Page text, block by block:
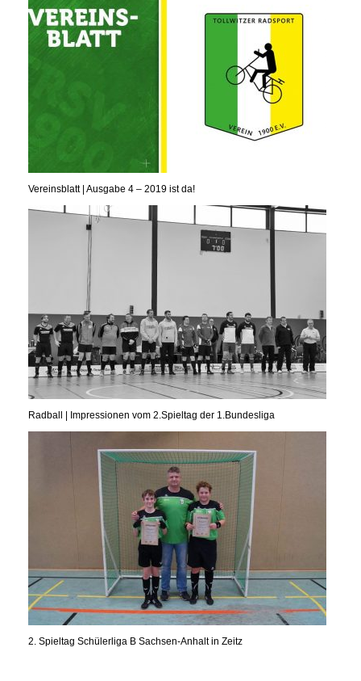
Vereinsblatt | Ausgabe 4 – 2019 ist da!
Radball | Impressionen vom 2.Spieltag der 1.Bundesliga
2. Spieltag Schülerliga B Sachsen-Anhalt in Zeitz